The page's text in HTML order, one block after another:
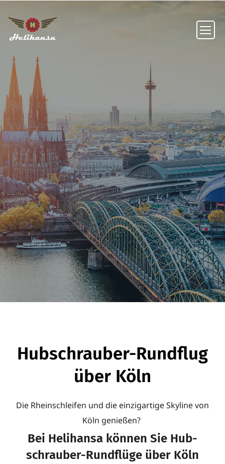
Hub­schrauber-Rund­flug
über Köln
Die Rhein­schleifen und die ein­zig­ar­tige Sky­line von
Köln genießen?
Bei Helih­ansa können Sie Hub­
schrauber-Rund­flüge über Köln